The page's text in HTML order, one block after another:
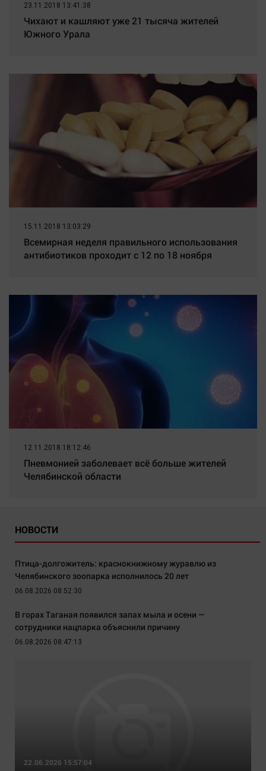
23.11.2018 13:41:38
Чихают и кашляют уже 21 тысяча жителей
Южного Урала
15.11.2018 13:03:29
Всемирная неделя правильного использования
антибиотиков проходит с 12 по 18 ноября
12.11.2018 18:12:46
Пневмонией заболевает всё больше жителей
Челябинской области
НОВОСТИ
Птица-долгожитель: краснокнижному журавлю из
Челябинского зоопарка исполнилось 20 лет
06.08.2026 08:52:30
В горах Таганая появился запах мыла и осени —
сотрудники нацпарка объяснили причину
06.08.2026 08:47:13
22.06.2026 15:57:04